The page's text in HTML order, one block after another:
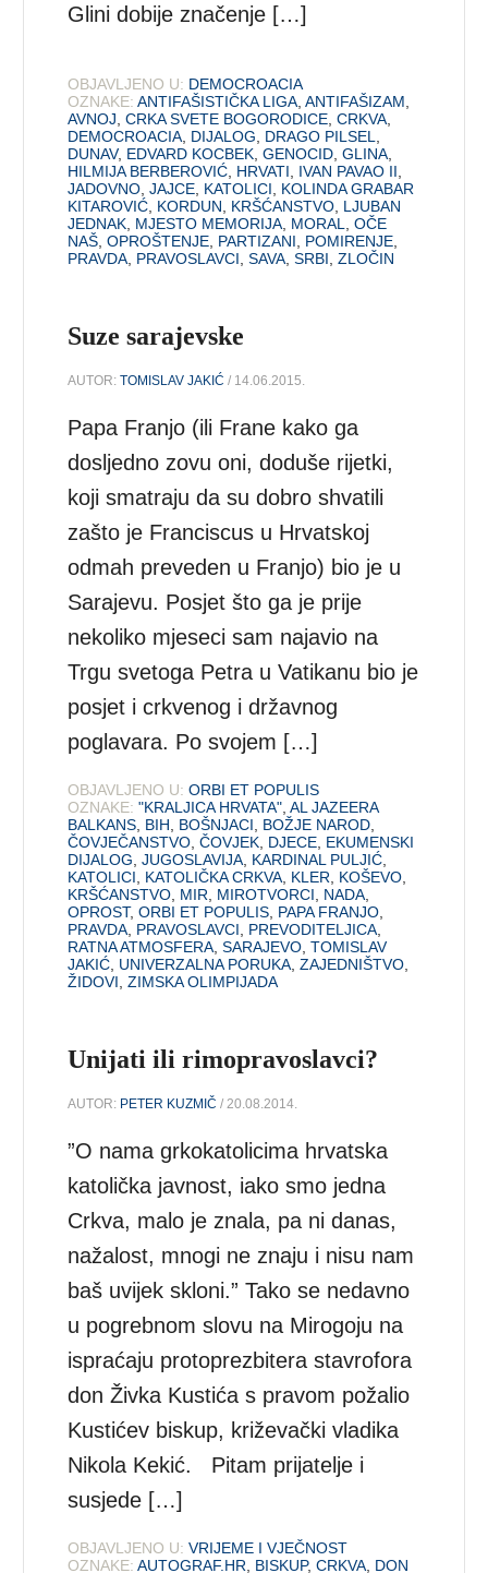
Glini dobije značenje […]
OBJAVLJENO U: DEMOCROACIA
OZNAKE: ANTIFAŠISTIČKA LIGA ,ANTIFAŠIZAM
AVNOJ ,CRKA SVETE BOGORODICE ,CRKVA
DEMOCROACIA DIJALOG DRAGO PILSEL
DUNAV, EDVARD KOCBEK ,GENOCID ,GLINA
HILMIJA BERBEROVIĆ HRVATI IVAN PAVAO II
JADOVNO ,JAJCE KATOLICI
KOLINDA GRABAR
KITAROVIĆ KORDUN KRŠĆANSTVO LJUBAN
JEDNAK MJESTO MEMORIJA MORAL ,OČE
NAŠ ,OPROŠTENJE PARTIZANI POMIRENJE
PRAVDA PRAVOSLAVCI ,SAVA ,SRBI ,ZLOČIN
Suze sarajevske
AUTOR:TOMISLAV JAKIĆ / 14.06.2015.
Papa Franjo (ili Frane kako ga
dosljedno zovu oni, doduše rijetki,
koji smatraju da su dobro shvatili
zašto je Franciscus u Hrvatskoj
odmah preveden u Franjo) bio je u
Sarajevu. Posjet što ga je prije
nekoliko mjeseci sam najavio na
Trgu svetoga Petra u Vatikanu bio je
posjet i crkvenog i državnog
poglavara. Po svojem […]
OBJAVLJENO U: ORBI ET POPULIS
OZNAKE: "KRALJICA HRVATA" ,AL JAZEERA
BALKANS BIH BOŠNJACI BOŽJE NAROD
ČOVJEČANSTVO ,ČOVJEK DJECE EKUMENSKI
DIJALOG ,JUGOSLAVIJA KARDINAL PULJIĆ
KATOLICI
KATOLIČKA CRKVA KLER KOŠEVO
KRŠĆANSTVO MIR MIROTVORCI NADA
OPROST,ORBI ET POPULIS PAPA FRANJO
PRAVDA PRAVOSLAVCI PREVODITELJICA
RATNA ATMOSFERA ,SARAJEVO ,TOMISLAV
JAKIĆ UNIVERZALNA PORUKA ,ZAJEDNIŠTVO
ŽIDOVI ,ZIMSKA OLIMPIJADA
Unijati ili rimopravoslavci?
AUTOR: PETER KUZMIČ / 20.08.2014.
”O nama grkokatolicima hrvatska
katolička javnost, iako smo jedna
Crkva, malo je znala, pa ni danas,
nažalost, mnogi ne znaju i nisu nam
baš uvijek skloni.” Tako se nedavno
u pogrebnom slovu na Mirogoju na
ispraćaju protoprezbitera stavrofora
don Živka Kustića s pravom požalio
Kustićev biskup, križevački vladika
Nikola Kekić. Pitam prijatelje i
susjede […]
OBJAVLJENO U: VRIJEME I VJEČNOST
OZNAKE: AUTOGRAF.HR BISKUP,CRKVA DON